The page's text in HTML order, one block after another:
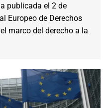
publicada el 2 de
Europeo de Derechos
marco del derecho a la